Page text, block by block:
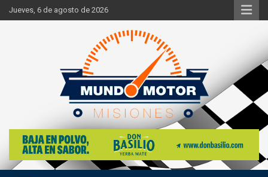
Skip
to
Jueves, 6 de agosto de 2026
Mundo Motor Misiones
Si hay ruido de motores ahí estaremos